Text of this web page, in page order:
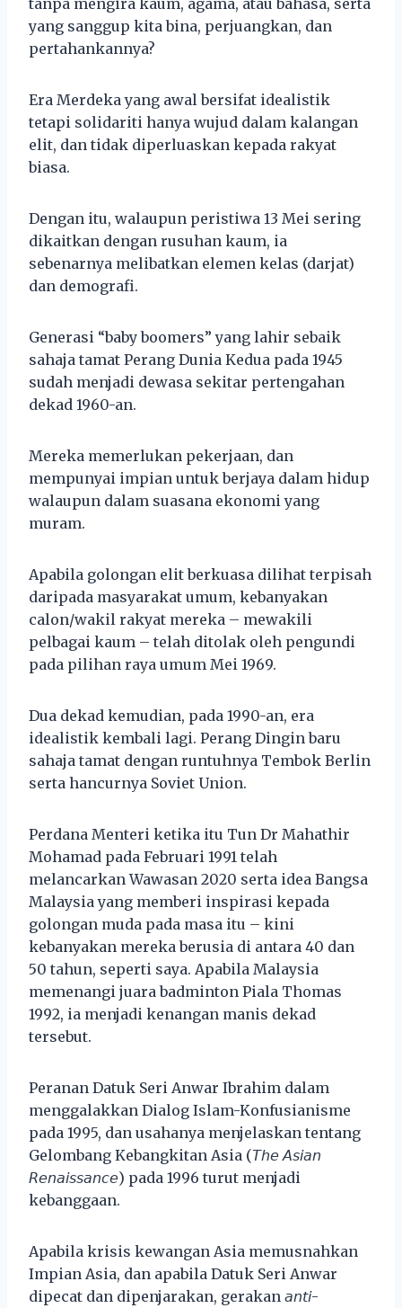
yang sanggup kita bina, perjuangkan, dan
pertahankannya?
Era Merdeka yang awal bersifat idealistik
tetapi solidariti hanya wujud dalam kalangan
elit, dan tidak diperluaskan kepada rakyat
biasa.
Dengan itu, walaupun peristiwa 13 Mei sering
dikaitkan dengan rusuhan kaum, ia
sebenarnya melibatkan elemen kelas (darjat)
dan demografi.
Generasi “baby boomers” yang lahir sebaik
sahaja tamat Perang Dunia Kedua pada 1945
sudah menjadi dewasa sekitar pertengahan
dekad 1960-an.
Mereka memerlukan pekerjaan, dan
mempunyai impian untuk berjaya dalam hidup
walaupun dalam suasana ekonomi yang
muram.
Apabila golongan elit berkuasa dilihat terpisah
daripada masyarakat umum, kebanyakan
calon/wakil rakyat mereka – mewakili
pelbagai kaum – telah ditolak oleh pengundi
pada pilihan raya umum Mei 1969.
Dua dekad kemudian, pada 1990-an, era
idealistik kembali lagi. Perang Dingin baru
sahaja tamat dengan runtuhnya Tembok Berlin
serta hancurnya Soviet Union.
Perdana Menteri ketika itu Tun Dr Mahathir
Mohamad pada Februari 1991 telah
melancarkan Wawasan 2020 serta idea Bangsa
Malaysia yang memberi inspirasi kepada
golongan muda pada masa itu – kini
kebanyakan mereka berusia di antara 40 dan
50 tahun, seperti saya. Apabila Malaysia
memenangi juara badminton Piala Thomas
1992, ia menjadi kenangan manis dekad
tersebut.
Peranan Datuk Seri Anwar Ibrahim dalam
menggalakkan Dialog Islam-Konfusianisme
pada 1995, dan usahanya menjelaskan tentang
Gelombang Kebangkitan Asia (𝘛𝘩𝘦 𝘈𝘴𝘪𝘢𝘯
𝘙𝘦𝘯𝘢𝘪𝘴𝘴𝘢𝘯𝘤𝘦) pada 1996 turut menjadi
kebanggaan.
Apabila krisis kewangan Asia memusnahkan
Impian Asia, dan apabila Datuk Seri Anwar
dipecat dan dipenjarakan, gerakan 𝘢𝘯𝘵𝘪-